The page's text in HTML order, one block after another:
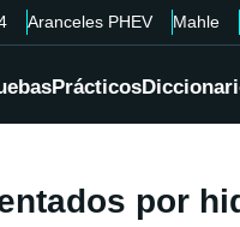
Aranceles PHEV Mahle
Prácticos
por